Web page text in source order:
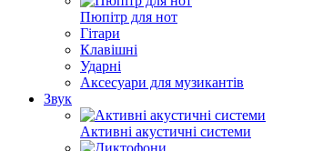
Пюпітр для нот
Гітари
Клавішні
Ударні
Аксесуари для музикантів
Звук
Активні акустичні системи